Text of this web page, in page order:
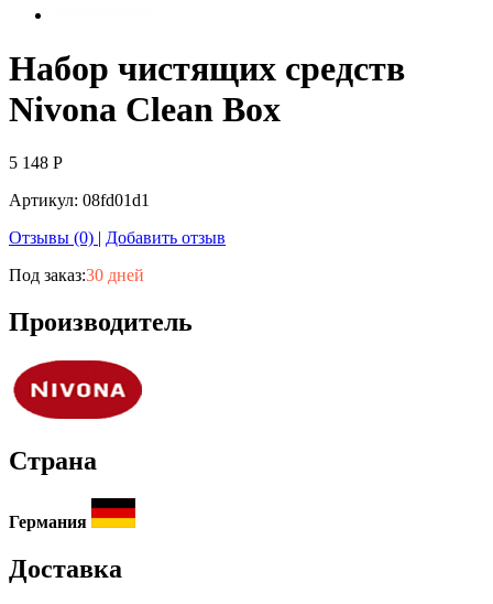
Набор чистящих средств
Nivona Clean Box
5 148 Р
Артикул: 08fd01d1
Отзывы (0) | Добавить отзыв
Под заказ:30 дней
Производитель
Страна
Германия
Доставка